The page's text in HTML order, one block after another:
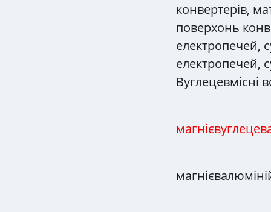
конвертерів,
поверхонь
електропечей,
електропечей,
Вуглецевмісні